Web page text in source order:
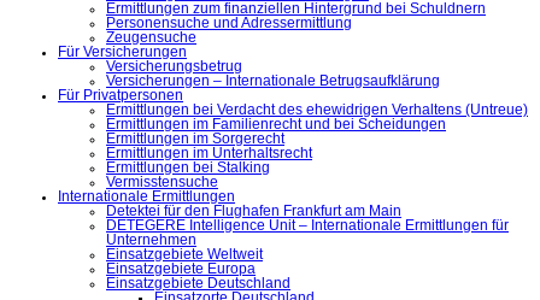
Ermittlungen zum finanziellen Hintergrund bei Schuldnern
Personensuche und Adressermittlung
Zeugensuche
Für Versicherungen
Versicherungsbetrug
Versicherungen – Internationale Betrugsaufklärung
Für Privatpersonen
Ermittlungen bei Verdacht des ehewidrigen Verhaltens (Untreue)
Ermittlungen im Familienrecht und bei Scheidungen
Ermittlungen im Sorgerecht
Ermittlungen im Unterhaltsrecht
Ermittlungen bei Stalking
Vermisstensuche
Internationale Ermittlungen
Detektei für den Flughafen Frankfurt am Main
DETEGERE Intelligence Unit – Internationale Ermittlungen für
Unternehmen
Einsatzgebiete Weltweit
Einsatzgebiete Europa
Einsatzgebiete Deutschland
Einsatzorte Deutschland